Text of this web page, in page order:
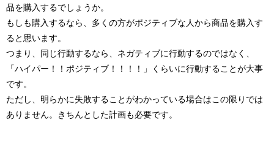
品を購入するでしょうか。
もしも購入するなら、多くの方がポジティブな人から商品を購入す
ると思います。
つまり、同じ行動するなら、ネガティブに行動するのではなく、
「ハイパー！！ポジティブ！！！！」くらいに行動することが大事
です。
ただし、明らかに失敗することがわかっている場合はこの限りでは
ありません。きちんとした計画も必要です。